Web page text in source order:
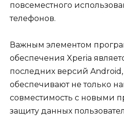
повсеместного
телефонов.
Важным элементом
обеспечения Xperia
последних версий
обеспечивают не только
совместимость с новыми
защиту данных